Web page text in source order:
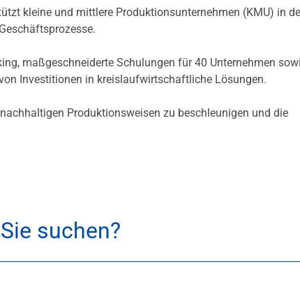
kleine und mittlere Produktionsunternehmen (KMU) in
maßgeschneiderte Schulungen für 40 Unternehmen
Investitionen in kreislaufwirtschaftliche Lösungen.
Produktionsweisen zu beschleunigen und die
suchen?